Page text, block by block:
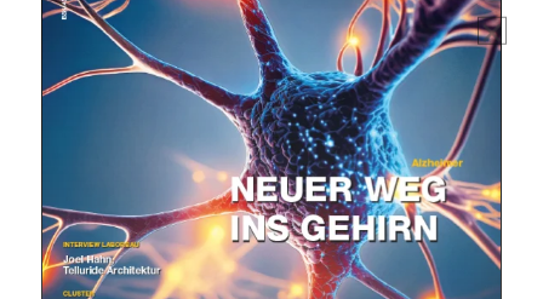
E-
Mail
(erforderlich)